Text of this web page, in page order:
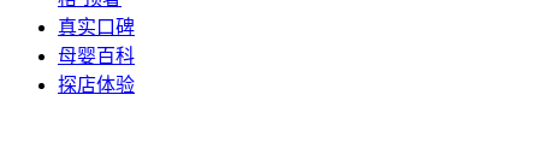
真实口碑
母婴百科
探店体验